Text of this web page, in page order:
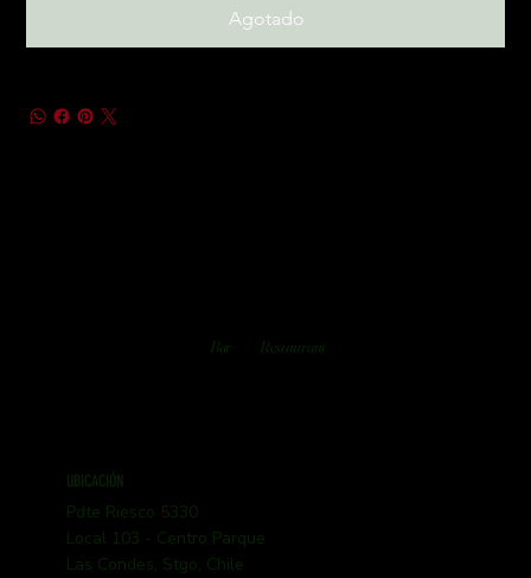
Agotado
Bar Restaurant
UBICACIÓN
Pdte Riesco 5330
Local 103 - Centro Parque
Las Condes, Stgo, Chile